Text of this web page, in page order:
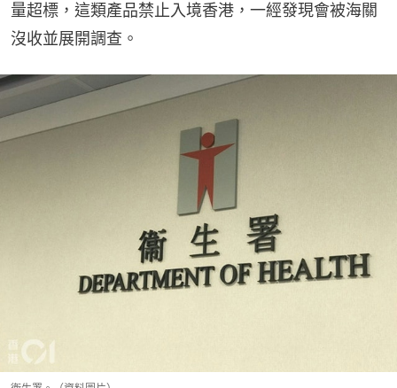
量超標，這類產品禁止入境香港，一經發現會被海關
沒收並展開調查。